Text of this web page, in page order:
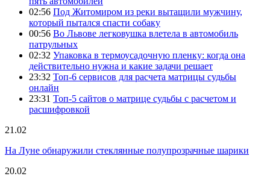
02:56 Под Житомиром из реки вытащили мужчину,
который пытался спасти собаку
00:56 Во Львове легковушка влетела в автомобиль
патрульных
02:32 Упаковка в термоусадочную пленку: когда она
действительно нужна и какие задачи решает
23:32 Топ-6 сервисов для расчета матрицы судьбы
онлайн
23:31 Топ-5 сайтов о матрице судьбы с расчетом и
расшифровкой
21.02
На Луне обнаружили стеклянные полупрозрачные шарики
20.02